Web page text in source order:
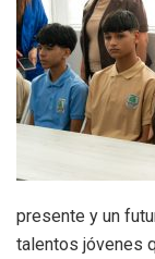
presente y un
talentos jóvenes